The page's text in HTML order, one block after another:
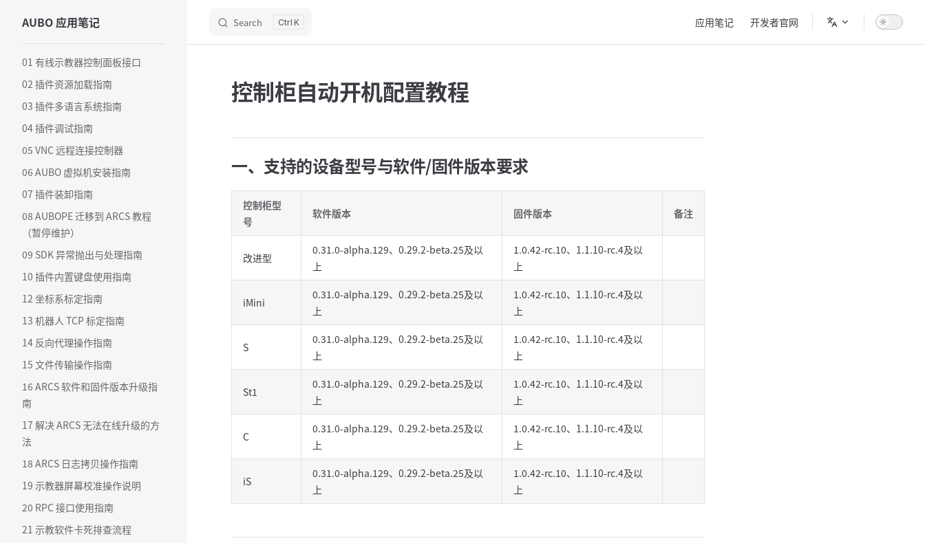
Skip to content
AUBO 应用笔记 Search K 应用笔记 开发者官网
01 有线示教器控制面板接口
02 插件资源加载指南
03 插件多语言系统指南
04 插件调试指南
05 VNC 远程连接控制器
06 AUBO 虚拟机安装指南
07 插件装卸指南
08 AUBOPE 迁移到 ARCS 教程
（暂停维护）
09 SDK 异常抛出与处理指南
10 插件内置键盘使用指南
12 坐标系标定指南
13 机器人 TCP 标定指南
14 反向代理操作指南
15 文件传输操作指南
16 ARCS 软件和固件版本升级指
南
17 解决 ARCS 无法在线升级的方
法
18 ARCS 日志拷贝操作指南
19 示教器屏幕校准操作说明
20 RPC 接口使用指南
21 示教软件卡死排查流程
控制柜自动开机配置教程
一、支持的设备型号与软件/固件版本要求
控制柜型
号
软件版本 固件版本 备注
改进型
0.31.0-alpha.129、0.29.2-beta.25及以
上
1.0.42-rc.10、1.1.10-rc.4及以
上
iMini
0.31.0-alpha.129、0.29.2-beta.25及以
上
1.0.42-rc.10、1.1.10-rc.4及以
上
S
0.31.0-alpha.129、0.29.2-beta.25及以
上
1.0.42-rc.10、1.1.10-rc.4及以
上
St1
0.31.0-alpha.129、0.29.2-beta.25及以
上
1.0.42-rc.10、1.1.10-rc.4及以
上
C
0.31.0-alpha.129、0.29.2-beta.25及以
上
1.0.42-rc.10、1.1.10-rc.4及以
上
iS
0.31.0-alpha.129、0.29.2-beta.25及以
上
1.0.42-rc.10、1.1.10-rc.4及以
上